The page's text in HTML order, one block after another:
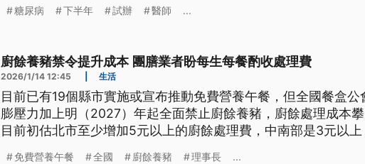
糖尿病 下半年 試辦 醫師 ...
廚餘養豬禁令提升成本 團膳業者盼每生每餐酌收處理費
2026/1/14 12:45 生活
目前已有19個縣市實施或宣布推動免費營養午餐，但全國餐盒公
膨壓力加上明（2027）年起全面禁止廚餘養豬，廚餘處理成本攀
目前初估北市至少增加5元以上的廚餘處理費，中南部是3元以
免費營養午餐 全國 廚餘養豬 理事長 ...